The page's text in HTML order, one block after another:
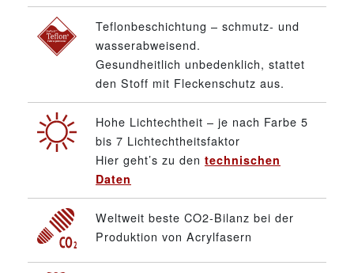
Teflonbeschichtung – schmutz- und
wasserabweisend.
Gesundheitlich unbedenklich, stattet
den Stoff mit Fleckenschutz aus.
Hohe Lichtechtheit – je nach Farbe 5
bis 7 Lichtechtheitsfaktor
Hier geht’s zu den technischen
Daten
Weltweit beste CO2-Bilanz bei der
Produktion von Acrylfasern